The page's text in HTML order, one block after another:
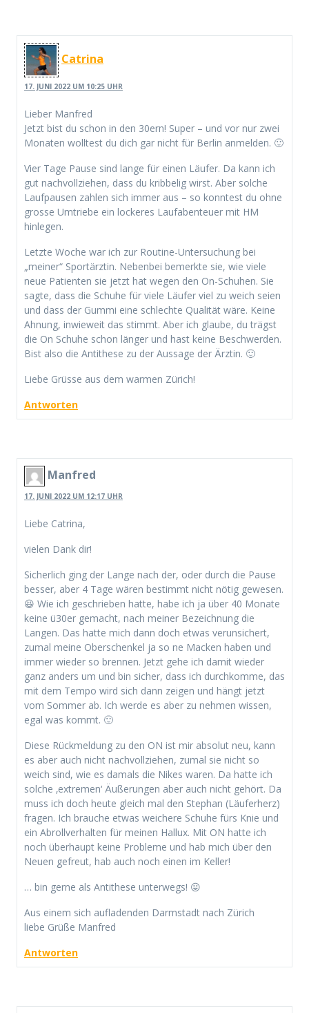
Catrina
17. JUNI 2022 UM 10:25 UHR
Lieber Manfred
Jetzt bist du schon in den 30ern! Super – und vor nur zwei
Monaten wolltest du dich gar nicht für Berlin anmelden. 🙂
Vier Tage Pause sind lange für einen Läufer. Da kann ich
gut nachvollziehen, dass du kribbelig wirst. Aber solche
Laufpausen zahlen sich immer aus – so konntest du ohne
grosse Umtriebe ein lockeres Laufabenteuer mit HM
hinlegen.
Letzte Woche war ich zur Routine-Untersuchung bei
„meiner“ Sportärztin. Nebenbei bemerkte sie, wie viele
neue Patienten sie jetzt hat wegen den On-Schuhen. Sie
sagte, dass die Schuhe für viele Läufer viel zu weich seien
und dass der Gummi eine schlechte Qualität wäre. Keine
Ahnung, inwieweit das stimmt. Aber ich glaube, du trägst
die On Schuhe schon länger und hast keine Beschwerden.
Bist also die Antithese zu der Aussage der Ärztin. 🙂
Liebe Grüsse aus dem warmen Zürich!
Antworten
Manfred
17. JUNI 2022 UM 12:17 UHR
Liebe Catrina,
vielen Dank dir!
Sicherlich ging der Lange nach der, oder durch die Pause
besser, aber 4 Tage wären bestimmt nicht nötig gewesen.
😆 Wie ich geschrieben hatte, habe ich ja über 40 Monate
keine ü30er gemacht, nach meiner Bezeichnung die
Langen. Das hatte mich dann doch etwas verunsichert,
zumal meine Oberschenkel ja so ne Macken haben und
immer wieder so brennen. Jetzt gehe ich damit wieder
ganz anders um und bin sicher, dass ich durchkomme, das
mit dem Tempo wird sich dann zeigen und hängt jetzt
vom Sommer ab. Ich werde es aber zu nehmen wissen,
egal was kommt. 🙂
Diese Rückmeldung zu den ON ist mir absolut neu, kann
es aber auch nicht nachvollziehen, zumal sie nicht so
weich sind, wie es damals die Nikes waren. Da hatte ich
solche ‚extremen‘ Äußerungen aber auch nicht gehört. Da
muss ich doch heute gleich mal den Stephan (Läuferherz)
fragen. Ich brauche etwas weichere Schuhe fürs Knie und
ein Abrollverhalten für meinen Hallux. Mit ON hatte ich
noch überhaupt keine Probleme und hab mich über den
Neuen gefreut, hab auch noch einen im Keller!
… bin gerne als Antithese unterwegs! 😛
Aus einem sich aufladenden Darmstadt nach Zürich
liebe Grüße Manfred
Antworten